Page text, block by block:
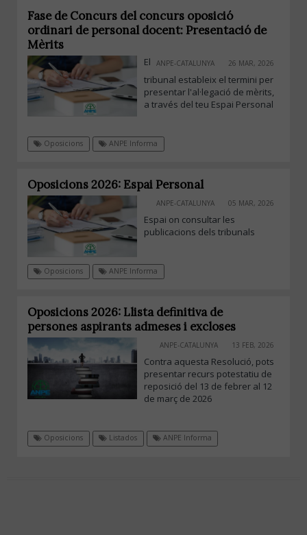
Fase de Concurs del concurs oposició
ordinari de personal docent: Presentació de
Mèrits
ANPE-CATALUNYA 26 MAR, 2026
El
tribunal estableix el termini per
presentar l'al·legació de mèrits,
a través del teu Espai Personal
Oposicions ANPE Informa
Oposicions 2026: Espai Personal
ANPE-CATALUNYA 05 MAR, 2026
Espai on consultar les
publicacions dels tribunals
Oposicions ANPE Informa
Oposicions 2026: Llista definitiva de
persones aspirants admeses i excloses
ANPE-CATALUNYA 13 FEB, 2026
Contra aquesta Resolució, pots
presentar recurs potestatiu de
reposició del 13 de febrer al 12
de març de 2026
Oposicions Listados ANPE Informa